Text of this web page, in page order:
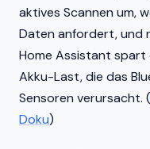
aktives Scannen um,
Daten anfordert, und
Home Assistant
Akku-Last, die das
Sensoren verursacht. (
Doku)